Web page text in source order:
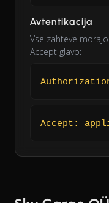
Avtentikacija
Vse zahteve
Accept glavo:
Accept: